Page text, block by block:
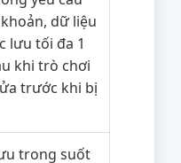
dữ liệu
lưu tối đa 1
khi trò chơi
trước khi bị
trong suốt